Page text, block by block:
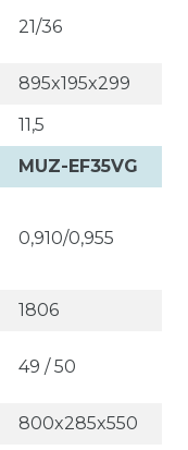
21/36
895x195x299
11,5
MUZ-EF35VG
0,910/0,955
1806
49 / 50
800x285x550